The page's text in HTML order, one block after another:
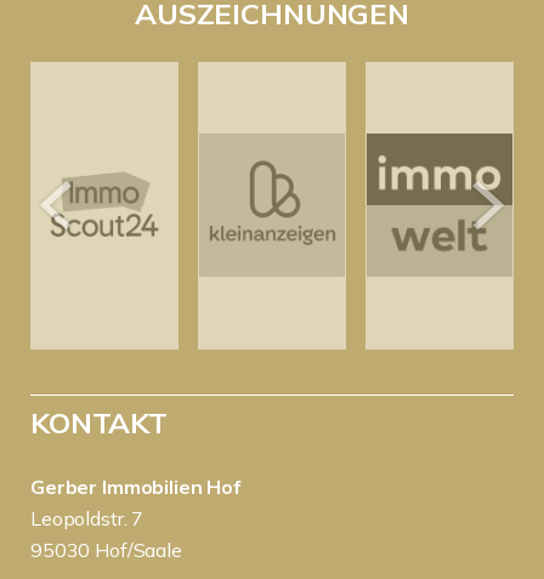
AUSZEICHNUNGEN
KONTAKT
Gerber Immobilien Hof
Leopoldstr. 7
95030 Hof/Saale